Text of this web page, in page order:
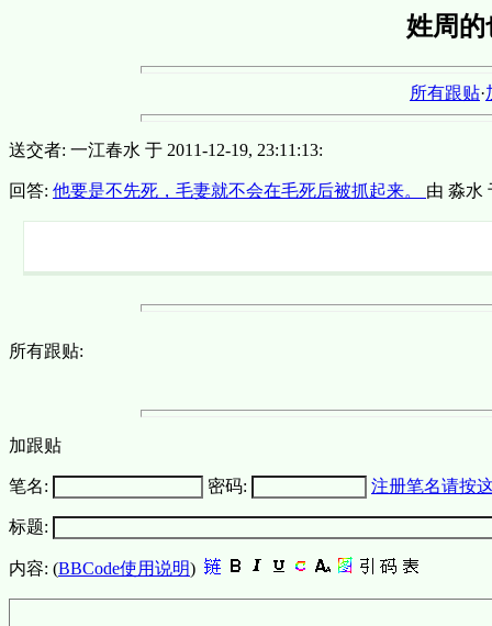
姓周的
所有跟贴·
送交者: 一江春水 于 2011-12-19, 23:11:13:
回答: 他要是不先死，毛妻就不会在毛死后被抓起来。 由 淼水
所有跟贴:
加跟贴
笔名: 密码: 注册笔名请按
标题:
内容: (BBCode使用说明)